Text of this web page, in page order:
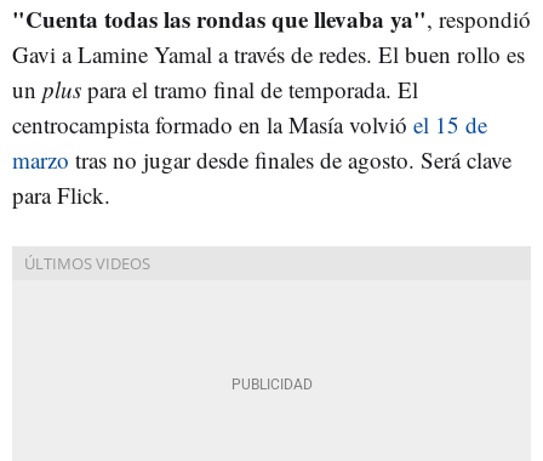
"Cuenta todas las rondas que llevaba ya", respondió
Gavi a Lamine Yamal a través de redes. El buen rollo es
un plus para el tramo final de temporada. El
centrocampista formado en la Masía volvió el 15 de
marzo tras no jugar desde finales de agosto. Será clave
para Flick.